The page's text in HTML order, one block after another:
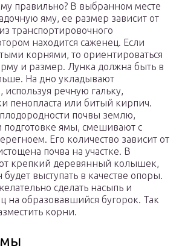
правильно? В выбранном месте
яму, ее размер зависит от
транспортировочного
находится саженец. Если
корнями, то ориентироваться
и размер. Лунка должна быть в
На дно укладывают
речную гальку,
пенопласта или битый кирпич.
почвы землю,
ямы, смешивают с
Его количество зависит от
почва на участке. В
крепкий деревянный колышек,
будет выступать в качестве опоры.
сделать насыпь и
на образовавшийся бугорок. Так
корни.